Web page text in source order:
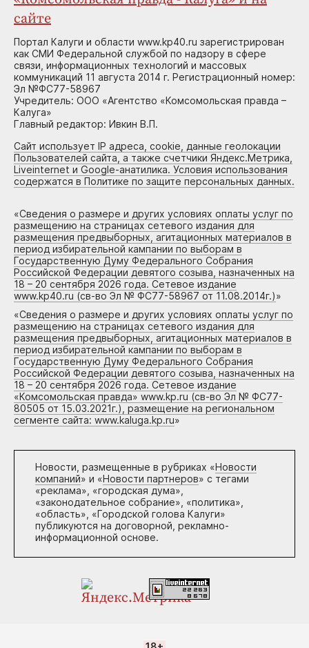
сайте
Портал Калуги и области www.kp40.ru зарегистрирован
как СМИ Федеральной службой по надзору в сфере
связи, информационных технологий и массовых
коммуникаций 11 августа 2014 г. Регистрационный номер:
Эл №ФС77-58967
Учредитель: ООО «Агентство «Комсомольская правда –
Калуга»
Главный редактор: Ивкин В.П.
Сайт использует IP адреса, cookie, данные геолокации
Пользователей сайта, а также счетчики Яндекс.Метрика,
Liveinternet и Google-анатилика. Условия использования
содержатся в Политике по защите персональных данных.
«Сведения о размере и других условиях оплаты услуг по
размещению на страницах сетевого издания для
размещения предвыборных, агитационных материалов в
период избирательной кампании по выборам в
Государственную Думу Федерального Собрания
Российской Федерации девятого созыва, назначенных на
18 – 20 сентября 2026 года. Сетевое издание
www.kp40.ru (св-во Эл № ФС77-58967 от 11.08.2014г.)»
«Сведения о размере и других условиях оплаты услуг по
размещению на страницах сетевого издания для
размещения предвыборных, агитационных материалов в
период избирательной кампании по выборам в
Государственную Думу Федерального Собрания
Российской Федерации девятого созыва, назначенных на
18 – 20 сентября 2026 года. Сетевое издание
«Комсомольская правда» www.kp.ru (св-во Эл № ФС77-
80505 от 15.03.2021г.), размещение на региональном
сегменте сайта: www.kaluga.kp.ru»
Новости, размещенные в рубриках «Новости
компаний» и «Новости партнеров» с тегами
«реклама», «городская дума»,
«законодательное собрание», «политика»,
«область», «Городской голова Калуги»
публикуются на договорной, рекламно-
информационной основе.